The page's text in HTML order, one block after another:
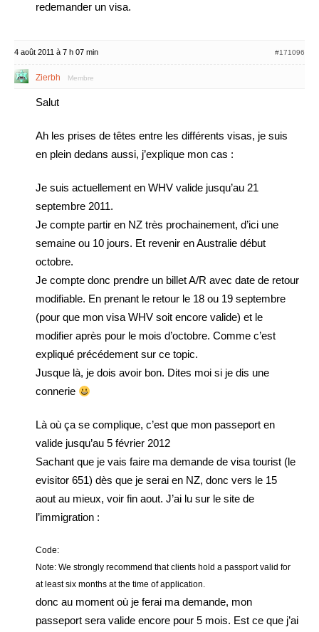
redemander un visa.
4 août 2011 à 7 h 07 min #171096
Zierbh Membre
Salut
Ah les prises de têtes entre les différents visas, je suis
en plein dedans aussi, j’explique mon cas :
Je suis actuellement en WHV valide jusqu’au 21
septembre 2011.
Je compte partir en NZ très prochainement, d’ici une
semaine ou 10 jours. Et revenir en Australie début
octobre.
Je compte donc prendre un billet A/R avec date de retour
modifiable. En prenant le retour le 18 ou 19 septembre
(pour que mon visa WHV soit encore valide) et le
modifier après pour le mois d’octobre. Comme c’est
expliqué précédement sur ce topic.
Jusque là, je dois avoir bon. Dites moi si je dis une
connerie
Là où ça se complique, c’est que mon passeport en
valide jusqu’au 5 février 2012
Sachant que je vais faire ma demande de visa tourist (le
evisitor 651) dès que je serai en NZ, donc vers le 15
aout au mieux, voir fin aout. J’ai lu sur le site de
l’immigration :
Code:
Note: We strongly recommend that clients hold a passport valid for
at least six months at the time of application.
donc au moment où je ferai ma demande, mon
passeport sera valide encore pour 5 mois. Est ce que j’ai